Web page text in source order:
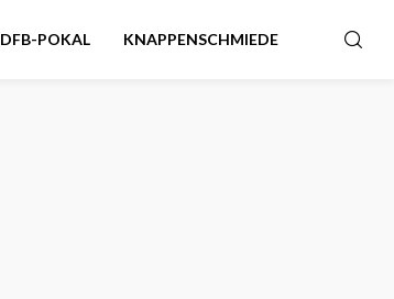
DFB-POKAL KNAPPENSCHMIEDE